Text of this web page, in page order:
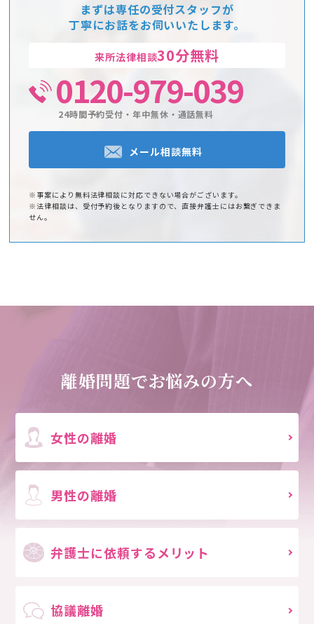
まずは専任の受付スタッフが
丁寧にお話をお伺いいたします。
来所法律相談30分無料
0120-979-039
24時間予約受付・年中無休・通話無料
メール相談無料
※事案により無料法律相談に対応できない場合がございます。
※法律相談は、受付予約後となりますので、直接弁護士にはお繋ぎできま
せん。
離婚問題でお悩みの方へ
女性の離婚
男性の離婚
弁護士に依頼するメリット
協議離婚